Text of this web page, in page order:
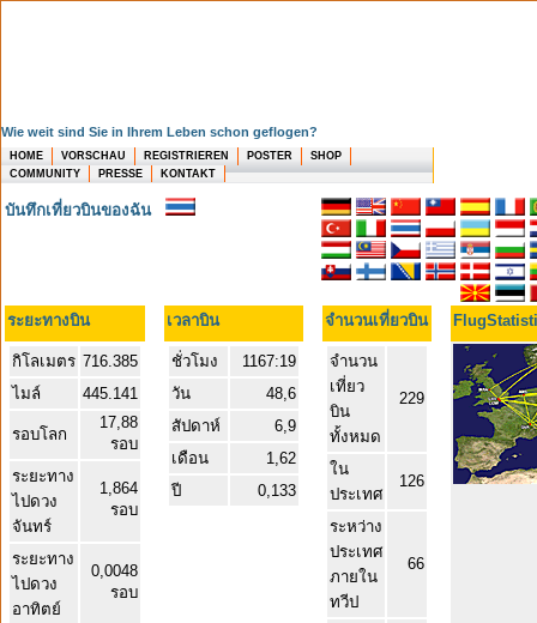
Wie weit sind Sie in Ihrem Leben schon geflogen?
HOME VORSCHAU REGISTRIEREN POSTER
SHOP
COMMUNITY
PRESSE KONTAKT
บันทึกเที่ยวบินของฉัน
ระยะทางบิน เวลาบิน จำนวนเที่ยวบิน
กิโลเมตร 716.385
ไมล์
445.141
รอบโลก
17,88
รอบ
ระยะทาง
ไปดวง
จันทร์
1,864
รอบ
ระยะทาง
ไปดวง
อาทิตย์
0,0048
รอบ
ชั่วโมง
1167:19
วัน
48,6
สัปดาห์
6,9
เดือน
1,62
ปี
0,133
จำนวน
เที่ยว
บิน
ทั้งหมด
229
ใน
ประเทศ
126
ระหว่าง
ประเทศ
ภายใน
ทวีป
66